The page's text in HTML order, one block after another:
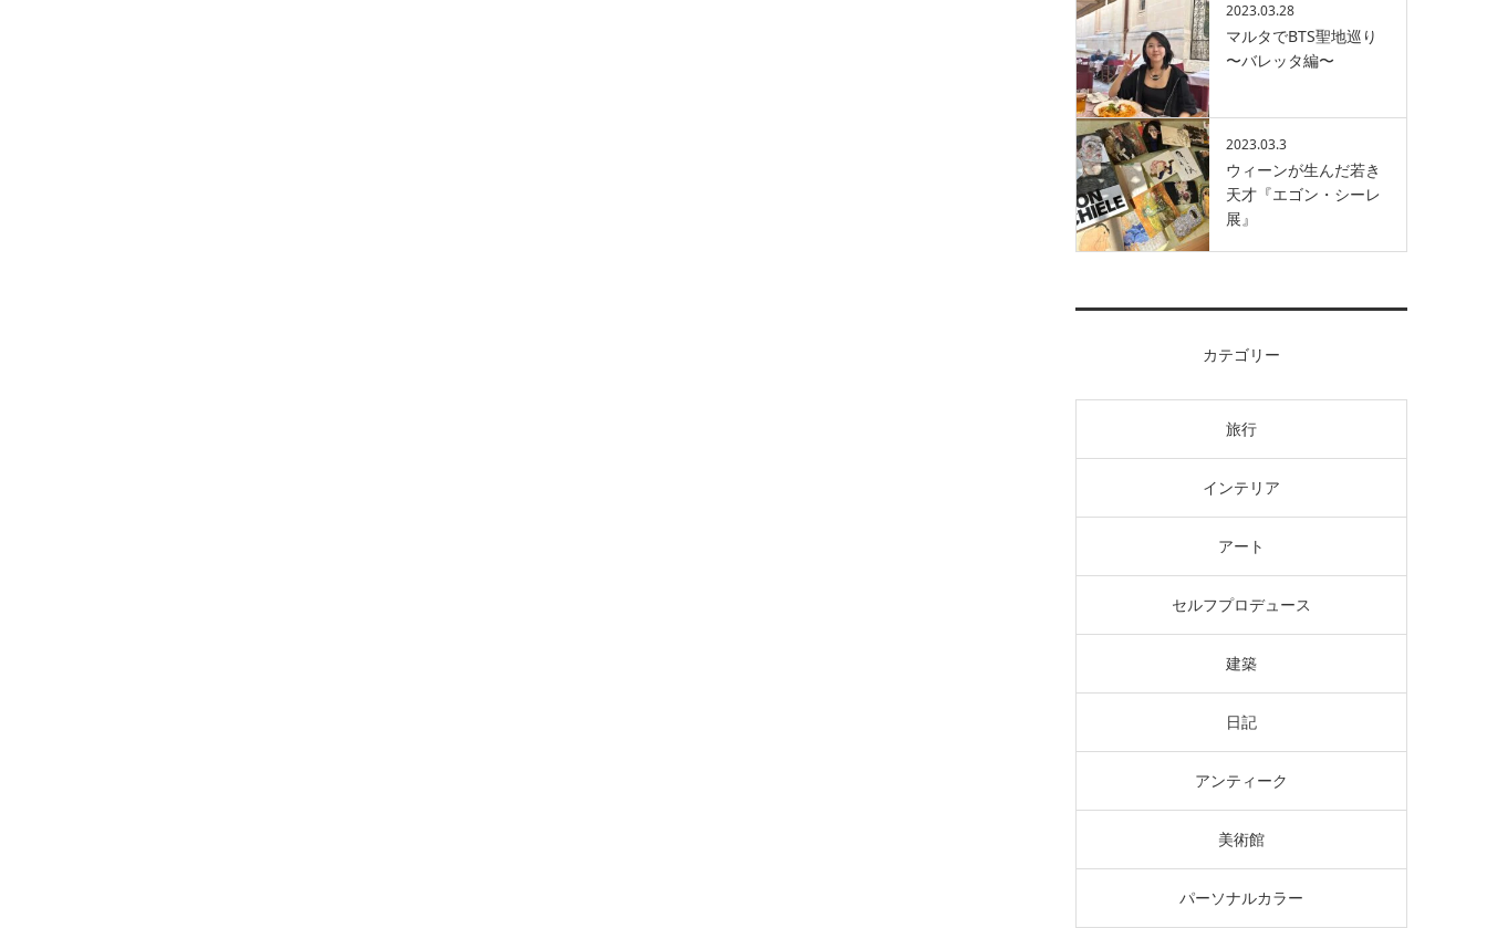
2023.03.28
マルタでBTS聖地巡り
〜バレッタ編〜
2023.03.3
ウィーンが生んだ若き
天才『エゴン・シーレ
展』
カテゴリー
旅行
インテリア
アート
セルフプロデュース
建築
日記
アンティーク
美術館
パーソナルカラー